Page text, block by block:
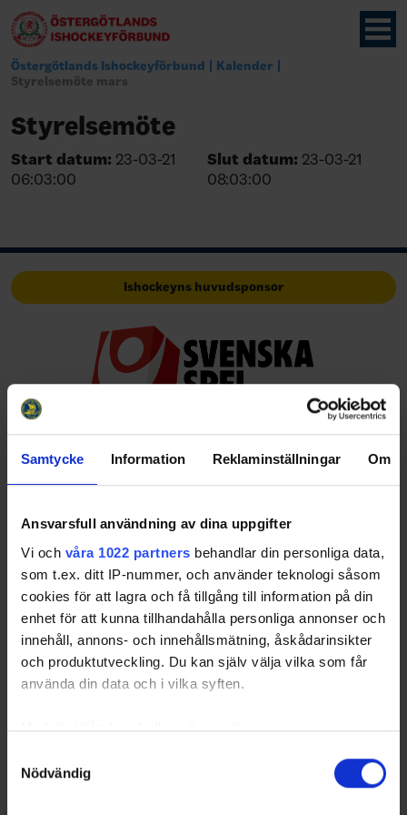
Samtycke Information Reklaminställningar Om
Ansvarsfull användning av dina uppgifter
Vi och våra 1022 partners behandlar din personliga data,
som t.ex. ditt IP-nummer, och använder teknologi såsom
cookies för att lagra och få tillgång till information på din
enhet för att kunna tillhandahålla personliga annonser och
innehåll, annons- och innehållsmätning, åskådarinsikter
och produktutveckling. Du kan själv välja vilka som får
använda din data och i vilka syften.
Med din tillåtelse skulle vi även vilja:
som kan ha en noggrannhet på upp till flera meter
Nödvändig
Östergötlands Ishockeyförbund
Kalender
Styrelsemöte mars
Styrelsemöte
Start datum: 23-03-21
06:03:00
Slut datum: 23-03-21
08:03:00
Ishockeyns huvudsponsor
Officiella partners